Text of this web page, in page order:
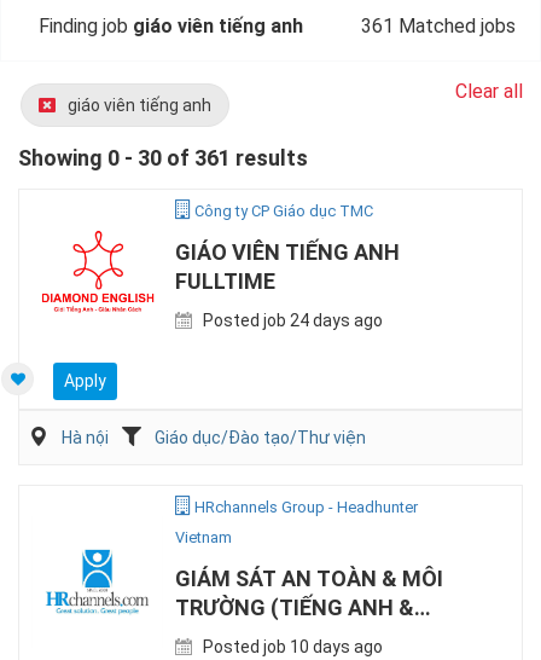
Finding job giáo viên tiếng anh 361 Matched jobs
giáo viên tiếng anh
Clear all
Showing 0 - 30 of 361 results
Công ty CP Giáo dục TMC
GIÁO VIÊN TIẾNG ANH
FULLTIME
Posted job 24 days ago
Apply
Hà nội Giáo dục/Đào tạo/Thư viện
HRchannels Group - Headhunter
Vietnam
GIÁM SÁT AN TOÀN & MÔI
TRƯỜNG (TIẾNG ANH &
TIẾNG NHẬT)
Posted job 10 days ago